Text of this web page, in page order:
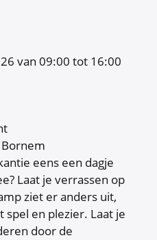
van 09:00 tot 16:00
Bornem
eens een dagje
Laat je verrassen op
ziet er anders uit,
en plezier. Laat je
door de